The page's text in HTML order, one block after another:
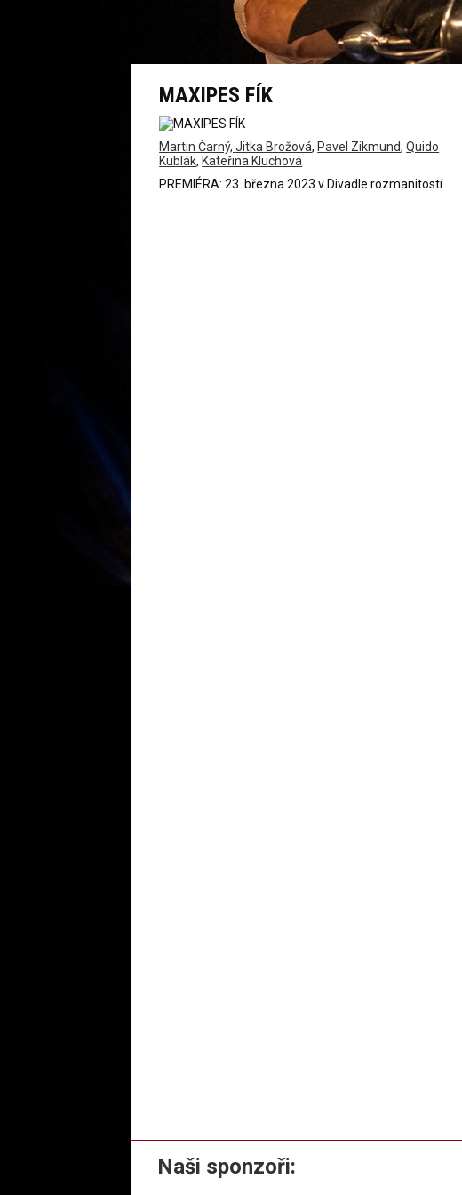
MAXIPES FÍK
Martin Čarný,Jitka Brožová, Pavel Zikmund,Quido
Kublák, Kateřina Kluchová
PREMIÉRA: 23. března 2023 v Divadle rozmanitostí
Naši sponzoři: